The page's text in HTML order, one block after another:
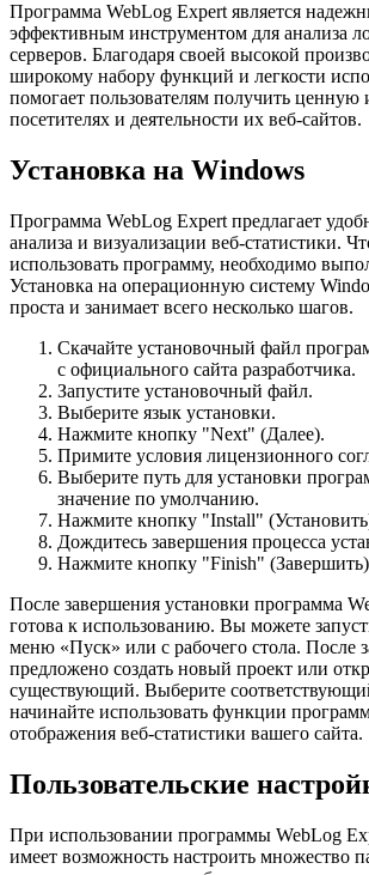
Программа WebLog Expert является
эффективным инструментом для анализа
серверов. Благодаря своей высокой
широкому набору функций и легкости
помогает пользователям получить
посетителях и деятельности их веб-сайтов.
Установка на Windows
Программа WebLog Expert предлагает
анализа и визуализации веб-статистики.
использовать программу, необходимо
Установка на операционную систему
проста и занимает всего несколько шагов.
Скачайте установочный файл
с официального сайта разработчика.
Запустите установочный файл.
Выберите язык установки.
Нажмите кнопку "Next" (Далее).
Примите условия лицензионного
Выберите путь для установки
значение по умолчанию.
Нажмите кнопку "Install"
Дождитесь завершения процесса
Нажмите кнопку "Finish"
После завершения установки программа
готова к использованию. Вы можете
меню «Пуск» или с рабочего стола. После
предложено создать новый проект или
существующий. Выберите
начинайте использовать функции
отображения веб-статистики вашего сайта.
Пользовательские
При использовании программы WebLog
имеет возможность настроить множество